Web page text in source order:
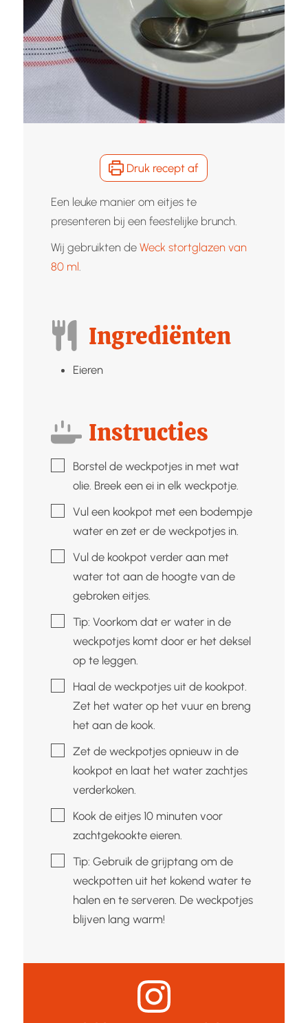
Druk recept af
Een leuke manier om eitjes te
presenteren bij een feestelijke brunch.
Wij gebruikten de Weck stortglazen van
80 ml
Ingrediënten
Eieren
Instructies
▢Borstel de weckpotjes in met wat
olie. Breek een ei in elk weckpotje.
▢Vul een kookpot met een bodempje
water en zet er de weckpotjes in.
▢Vul de kookpot verder aan met
water tot aan de hoogte van de
gebroken eitjes.
▢
Tip: Voorkom dat er water in de
weckpotjes komt door er het deksel
op te leggen.
▢Haal de weckpotjes uit de kookpot.
Zet het water op het vuur en breng
het aan de kook.
▢
Zet de weckpotjes opnieuw in de
kookpot en laat het water zachtjes
verderkoken.
▢Kook de eitjes 10 minuten voor
zachtgekookte eieren.
▢
Tip: Gebruik de grijptang om de
weckpotten uit het kokend water te
halen en te serveren. De weckpotjes
blijven lang warm!